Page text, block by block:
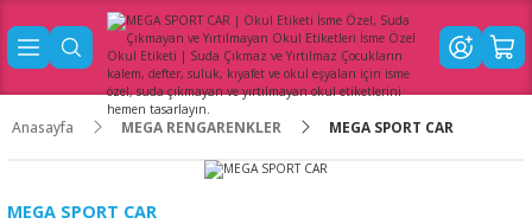
Anasayfa MEGA RENGARENKLER MEGA SPORT CAR
MEGA SPORT CAR